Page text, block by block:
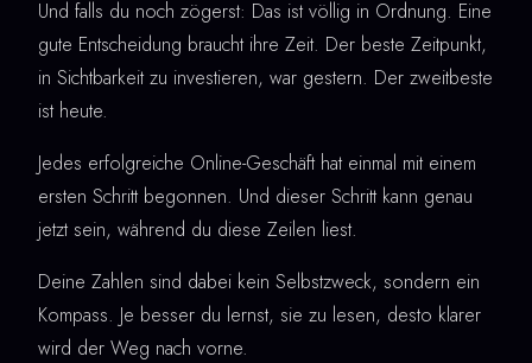
Und falls du noch zögerst: Das ist völlig in Ordnung. Eine
gute Entscheidung braucht ihre Zeit. Der beste Zeitpunkt,
in Sichtbarkeit zu investieren, war gestern. Der zweitbeste
ist heute.
Jedes erfolgreiche Online-Geschäft hat einmal mit einem
ersten Schritt begonnen. Und dieser Schritt kann genau
jetzt sein, während du diese Zeilen liest.
Deine Zahlen sind dabei kein Selbstzweck, sondern ein
Kompass. Je besser du lernst, sie zu lesen, desto klarer
wird der Weg nach vorne.